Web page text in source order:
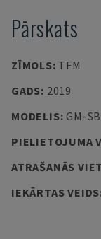
Pārskats
ZĪMOLS: TFM
GADS: 2019
MODELIS: GM-
PIELIETOJUMA
ATRAŠANĀS
IEKĀRTAS VEIDS